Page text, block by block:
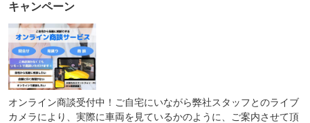
キャンペーン
オンライン商談受付中！ご自宅にいながら弊社スタッフとのライブ
カメラにより、実際に車両を見ているかのように、ご案内させて頂